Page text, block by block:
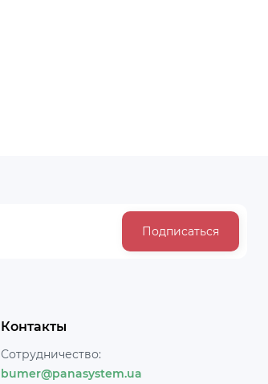
Подписаться
Контакты
Сотрудничество:
bumer@panasystem.ua